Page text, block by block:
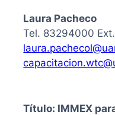
Laura Pacheco
Tel. 83294000
Título: IMMEX